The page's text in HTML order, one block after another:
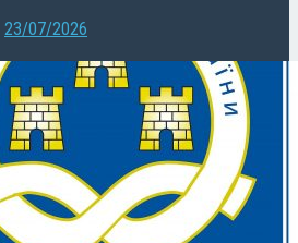
23/07/2026